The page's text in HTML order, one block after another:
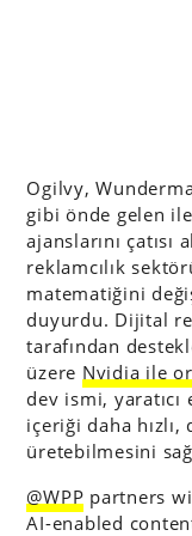
Ogilvy,
gibi önde gelen
ajanslarını çatısı
reklamcılık
matematiğini
duyurdu. Dijital
tarafından
üzere Nvidia ile
dev ismi,
içeriği daha
üretebilmesini
@WPP partners
AI-enabled